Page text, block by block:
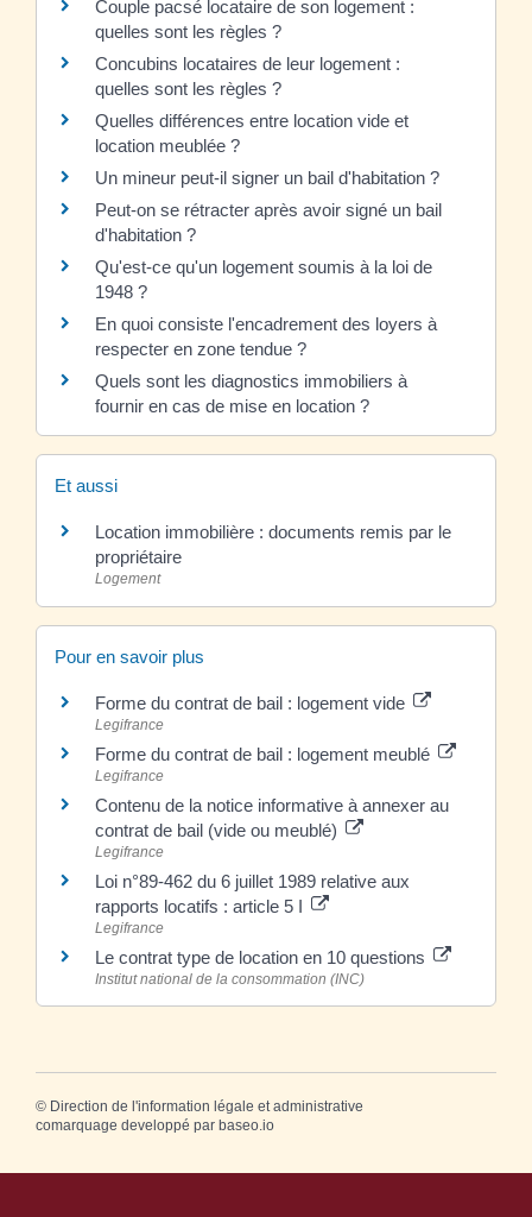
Couple pacsé locataire de son logement :
quelles sont les règles ?
Concubins locataires de leur logement :
quelles sont les règles ?
Quelles différences entre location vide et
location meublée ?
Un mineur peut-il signer un bail d'habitation ?
Peut-on se rétracter après avoir signé un bail
d'habitation ?
Qu'est-ce qu'un logement soumis à la loi de
1948 ?
En quoi consiste l'encadrement des loyers à
respecter en zone tendue ?
Quels sont les diagnostics immobiliers à
fournir en cas de mise en location ?
Et aussi
Location immobilière : documents remis par le
propriétaire
Logement
Pour en savoir plus
Forme du contrat de bail : logement vide
Legifrance
Forme du contrat de bail : logement meublé
Legifrance
Contenu de la notice informative à annexer au
contrat de bail (vide ou meublé)
Legifrance
Loi n°89-462 du 6 juillet 1989 relative aux
rapports locatifs : article 5 I
Legifrance
Le contrat type de location en 10 questions
Institut national de la consommation (INC)
© Direction de l'information légale et administrative
comarquage developpé par baseo.io